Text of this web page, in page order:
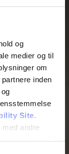
og
medier og til
om
inden
Site
andre